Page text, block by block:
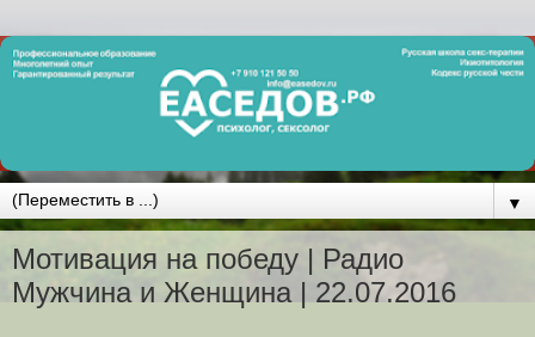
▼
Мотивация на победу | Радио
Мужчина и Женщина | 22.07.2016